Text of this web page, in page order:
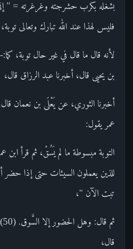
بشغله بكرب حشرجته وغرغرته = "
فليس لهذا عند الله تبارك وتعالى توبة،
بن يحيى قال، أخبرنا عبد الرزاق قال،
أخبرنا الثوري، عن يَعْلَى بن نعمان
عمر يقول:
التوبة مبسوطة ما لم يَسُقْ، ثم قرأ ابن
للذين يعملون السيئات حتى إذا حضر
تبت الآن "،
قال،